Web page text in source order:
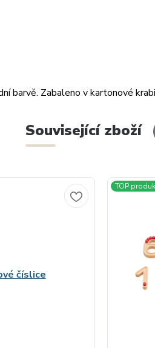
barvě. Zabaleno v kartonové
Související zboží
TOP